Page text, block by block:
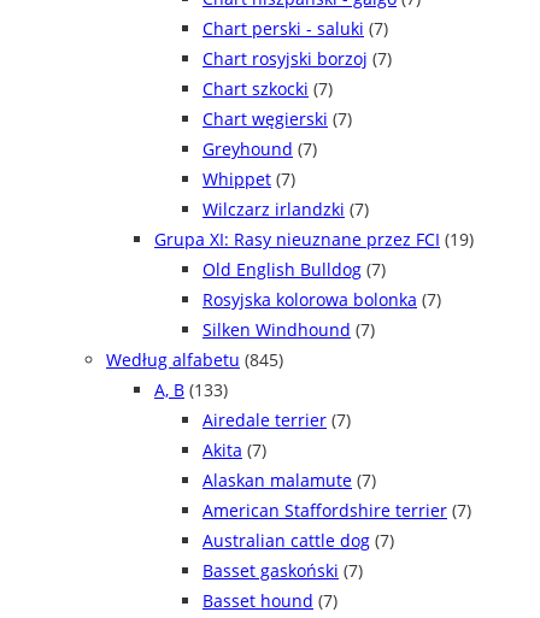
Chart perski - saluki (7)
Chart rosyjski borzoj (7)
Chart szkocki (7)
Chart węgierski (7)
Greyhound (7)
Whippet (7)
Wilczarz irlandzki (7)
Grupa XI: Rasy nieuznane przez FCI (19)
Old English Bulldog (7)
Rosyjska kolorowa bolonka (7)
Silken Windhound (7)
Według alfabetu (845)
A, B (133)
Airedale terrier (7)
Akita (7)
Alaskan malamute (7)
American Staffordshire terrier (7)
Australian cattle dog (7)
Basset gaskoński (7)
Basset hound (7)